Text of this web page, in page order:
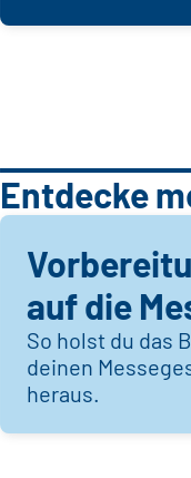
Entdecke
auf die
So holst du das
deinen
heraus.